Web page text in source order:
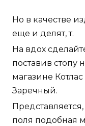
Но в качестве
еще и делят, т.
На вдох
поставив стопу
магазине
Заречный.
поля подобная